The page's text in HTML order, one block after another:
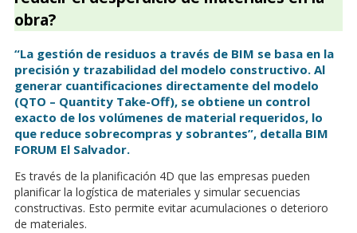
obra?
“La gestión de residuos a través de BIM se basa en la
precisión y trazabilidad del modelo constructivo. Al
generar cuantificaciones directamente del modelo
(QTO – Quantity Take-Off), se obtiene un control
exacto de los volúmenes de material requeridos, lo
que reduce sobrecompras y sobrantes”, detalla BIM
FORUM El Salvador.
Es través de la planificación 4D que las empresas pueden
planificar la logística de materiales y simular secuencias
constructivas. Esto permite evitar acumulaciones o deterioro
de materiales.